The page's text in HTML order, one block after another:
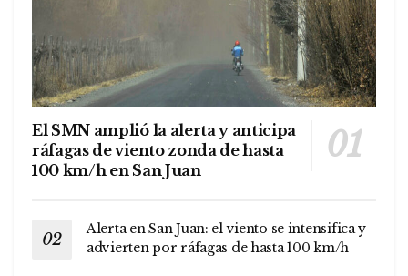
El SMN amplió la alerta y anticipa
ráfagas de viento zonda de hasta
100 km/h en San Juan
Alerta en San Juan: el viento se intensifica y
advierten por ráfagas de hasta 100 km/h